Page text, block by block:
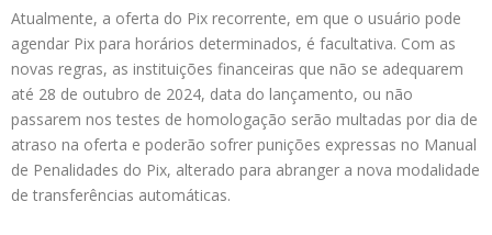
Atualmente, a oferta do Pix recorrente, em que o usuário pode
agendar Pix para horários determinados, é facultativa. Com as
novas regras, as instituições financeiras que não se adequarem
até 28 de outubro de 2024, data do lançamento, ou não
passarem nos testes de homologação serão multadas por dia de
atraso na oferta e poderão sofrer punições expressas no Manual
de Penalidades do Pix, alterado para abranger a nova modalidade
de transferências automáticas.